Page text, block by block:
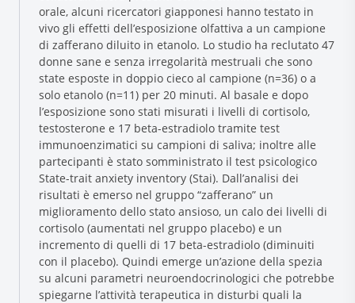
Research and Quality
Social & Environment
News
Gallery
orale, alcuni ricercatori giapponesi hanno testato in
vivo gli effetti dell’esposizione olfattiva a un campione
di zafferano diluito in etanolo. Lo studio ha reclutato 47
donne sane e senza irregolarità mestruali che sono
state esposte in doppio cieco al campione (n=36) o a
solo etanolo (n=11) per 20 minuti. Al basale e dopo
l’esposizione sono stati misurati i livelli di cortisolo,
testosterone e 17 beta-estradiolo tramite test
immunoenzimatici su campioni di saliva; inoltre alle
partecipanti è stato somministrato il test psicologico
State-trait anxiety inventory (Stai). Dall’analisi dei
risultati è emerso nel gruppo “zafferano” un
miglioramento dello stato ansioso, un calo dei livelli di
cortisolo (aumentati nel gruppo placebo) e un
incremento di quelli di 17 beta-estradiolo (diminuiti
con il placebo). Quindi emerge un’azione della spezia
su alcuni parametri neuroendocrinologici che potrebbe
spiegarne l’attività terapeutica in disturbi quali la